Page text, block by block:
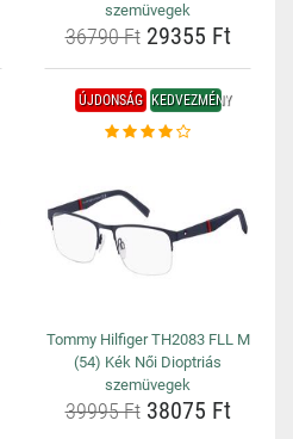
szemüvegek
36790 Ft29355 Ft
ÚJDONSÁG KEDVEZMÉNY
Tommy Hilfiger TH2083 FLL M
(54) Kék Női Dioptriás
szemüvegek
39995 Ft38075 Ft